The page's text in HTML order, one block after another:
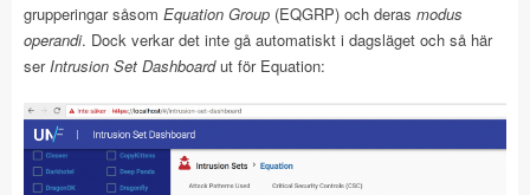
grupperingar såsom Equation Group (EQGRP) och deras modus
operandi. Dock verkar det inte gå automatiskt i dagsläget och så här
ser Intrusion Set Dashboardut för Equation: